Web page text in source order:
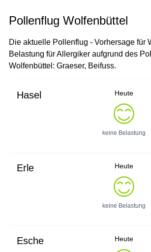
Pollenflug Wolfenbüttel
Die aktuelle Pollenflug - Vorhersage für
Belastung für Allergiker aufgrund des
Wolfenbüttel: Graeser, Beifuss.
Hasel Heute
keine Belastung
Erle Heute
keine Belastung
Esche Heute